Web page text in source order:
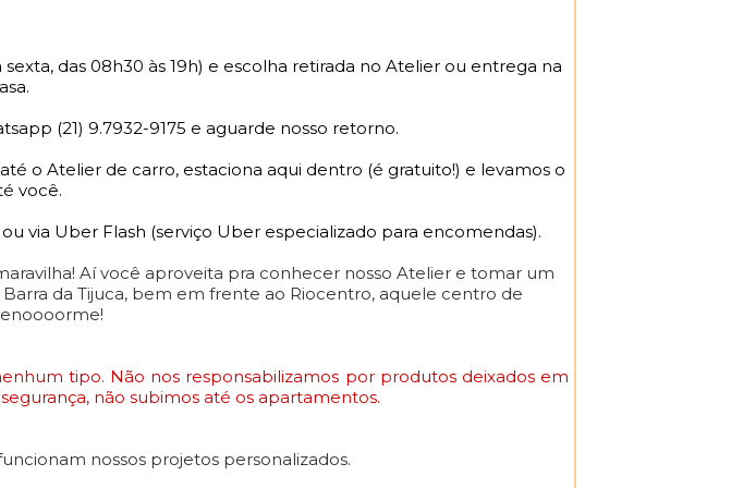
sexta, das 08h30 às 19h) e escolha retirada no Atelier ou entrega na
(21) 9.7932-9175 e aguarde nosso retorno.⠀
o Atelier de carro, estaciona aqui dentro (é gratuito!) e levamos o
você.⠀
via Uber Flash (serviço Uber especializado para encomendas).
Aí você aproveita pra conhecer nosso Atelier e tomar um
da Tijuca, bem em frente ao Riocentro, aquele centro de
tipo. Não nos responsabilizamos por produtos deixados em
não subimos até os apartamentos.
nossos projetos personalizados.